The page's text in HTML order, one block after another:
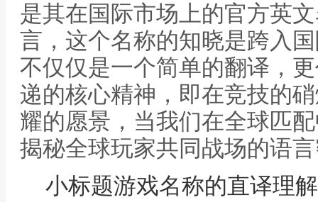
是其在国际市场上的官方英
言，这个名称的知晓是跨入
不仅仅是一个简单的翻译，
递的核心精神，即在竞技的
耀的愿景，当我们在全球匹
揭秘全球玩家共同战场的语
小标题游戏名称的直译理解